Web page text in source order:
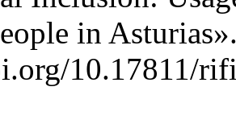
in
10.17811/